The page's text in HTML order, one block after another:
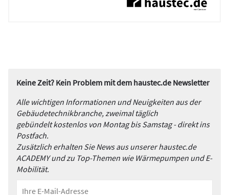
Keine Zeit? Kein Problem mit dem haustec.de Newsletter
Alle wichtigen Informationen und Neuigkeiten aus der
Gebäudetechnikbranche, zweimal täglich
gebündelt kostenlos von Montag bis Samstag - direkt ins
Postfach.
Zusätzlich erhalten Sie News aus unserer haustec.de
ACADEMY und zu Top-Themen wie Wärmepumpen und E-
Mobilität.